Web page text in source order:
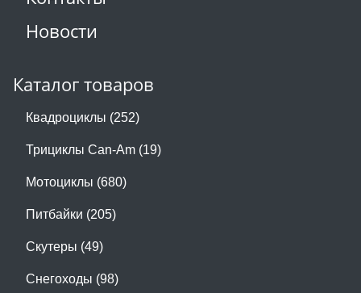
Новости
Каталог товаров
Квадроциклы (252)
Трициклы Can-Am (19)
Мотоциклы (680)
Питбайки (205)
Скутеры (49)
Снегоходы (98)